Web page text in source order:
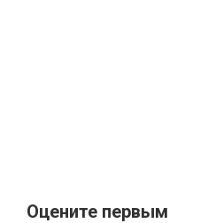
Оцените первым